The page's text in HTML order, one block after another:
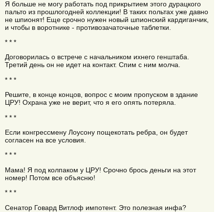
Я больше не могу работать под прикрытием этого дурацкого
пальто из прошлогодней коллекции! В таких польтах уже давно
не шпионят! Еще срочно нужен новый шпионский кардиганчик,
и чтобы в воротнике - противозачаточные таблетки.
* * *
Договорилась о встрече с начальником ихнего генштаба.
Третий день он не идет на контакт. Спим с ним молча.
* * *
Решите, в конце концов, вопрос с моим пропуском в здание
ЦРУ! Охрана уже не верит, что я его опять потеряла.
* * *
Если конгрессмену Лоусону пощекотать ребра, он будет
согласен на все условия.
* * *
Мама! Я под колпаком у ЦРУ! Срочно брось деньги на этот
номер! Потом все объясню!
* * *
Сенатор Говард Витлоф импотент. Это полезная инфа?